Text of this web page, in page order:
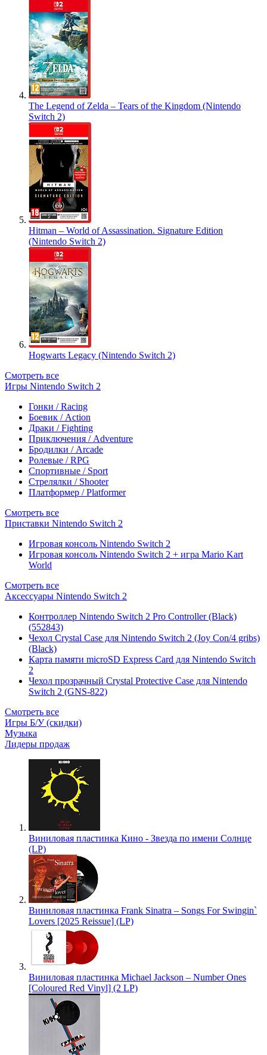
The Legend of Zelda – Tears of the Kingdom (Nintendo
Switch 2)
Hitman – World of Assassination. Signature Edition
(Nintendo Switch 2)
Hogwarts Legacy (Nintendo Switch 2)
Смотреть все
Игры Nintendo Switch 2
Гонки / Racing
Боевик / Action
Драки / Fighting
Приключения / Adventure
Бродилки / Arcade
Ролевые / RPG
Спортивные / Sport
Стрелялки / Shooter
Платформер / Platformer
Смотреть все
Приставки Nintendo Switch 2
Игровая консоль Nintendo Switch 2
Игровая консоль Nintendo Switch 2 + игра Mario Kart
World
Смотреть все
Аксессуары Nintendo Switch 2
Контроллер Nintendo Switch 2 Pro Controller (Black)
(552843)
Чехол Сrystal Сase для Nintendo Switch 2 (Joy Con/4 gribs)
(Black)
Карта памяти microSD Express Card для Nintendo Switch
2
Чехол прозрачный Crystal Protective Case для Nintendo
Switch 2 (GNS-822)
Смотреть все
Игры Б/У (скидки)
Музыка
Лидеры продаж
Виниловая пластинка Кино - Звезда по имени Солнце
(LP)
Виниловая пластинка Frank Sinatra – Songs For Swingin`
Lovers [2025 Reissue] (LP)
Виниловая пластинка Michael Jackson – Number Ones
[Coloured Red Vinyl] (2 LP)